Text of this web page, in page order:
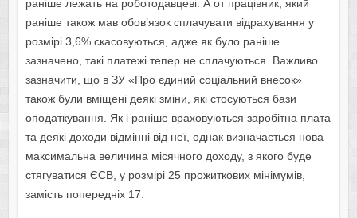
раніше лежать на роботодавцеві. А от працівник, який
раніше також мав обов’язок сплачувати відрахування у
розмірі 3,6% скасовуються, адже як було раніше
зазначено, такі платежі тепер не сплачуються. Важливо
зазначити, що в ЗУ «Про єдиний соціальний внесок»
також були вміщені деякі зміни, які стосуються бази
оподаткування. Як і раніше враховуються заробітна плата
та деякі доходи відмінні від неї, однак визначається нова
максимальна величина місячного доходу, з якого буде
стягуватися ЄСВ, у розмірі 25 прожиткових мінімумів,
замість попередніх 17.